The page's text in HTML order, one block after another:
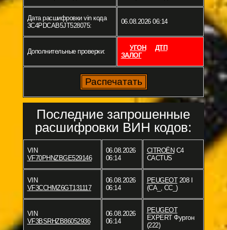
Дата расшифровки vin кода
3C4PDCAB5JT528075:
06.08.2026 06:14
Дополнительные проверки: УГОН
ДТП
ЗАЛОГ
Последние запрошенные
расшифровки ВИН кодов:
VIN
VF70PHNZBGE529146
06.08.2026
06:14
CITROËN C4
CACTUS
VIN
VF3CCHMZ6GT131117
06.08.2026
06:14
PEUGEOT208 I
(CA_, CC_)
VIN
VF3BSRHZB86052936
06.08.2026
06:14
PEUGEOT
EXPERT Фургон
(222)